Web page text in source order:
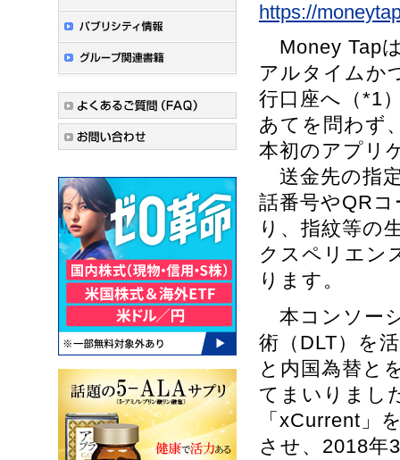
https://
Money Tap
アルタイムか
行口座へ（*1
あてを問わず
本初のアプリ
送金先の指
話番号やQR
り、指紋等の
クスペリエン
ります。
本コンソー
術（DLT）を
と内国為替と
てまいりまし
「xCurrent」
させ、2018年